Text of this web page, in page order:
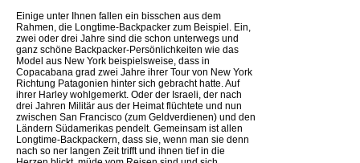
Einige unter Ihnen fallen ein bisschen aus dem
Rahmen, die Longtime-Backpacker zum Beispiel. Ein,
zwei oder drei Jahre sind die schon unterwegs und
ganz schöne Backpacker-Persönlichkeiten wie das
Model aus New York beispielsweise, dass in
Copacabana grad zwei Jahre ihrer Tour von New York
Richtung Patagonien hinter sich gebracht hatte. Auf
ihrer Harley wohlgemerkt. Oder der Israeli, der nach
drei Jahren Militär aus der Heimat flüchtete und nun
zwischen San Francisco (zum Geldverdienen) und den
Ländern Südamerikas pendelt. Gemeinsam ist allen
Longtime-Backpackern, dass sie, wenn man sie denn
nach so ner langen Zeit trifft und ihnen tief in die